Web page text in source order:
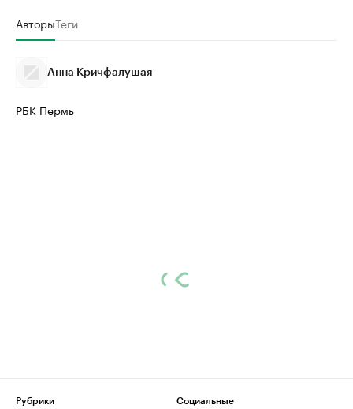
АвторыТеги
Анна Кричфалушая
РБК Пермь
Рубрики
Социальные